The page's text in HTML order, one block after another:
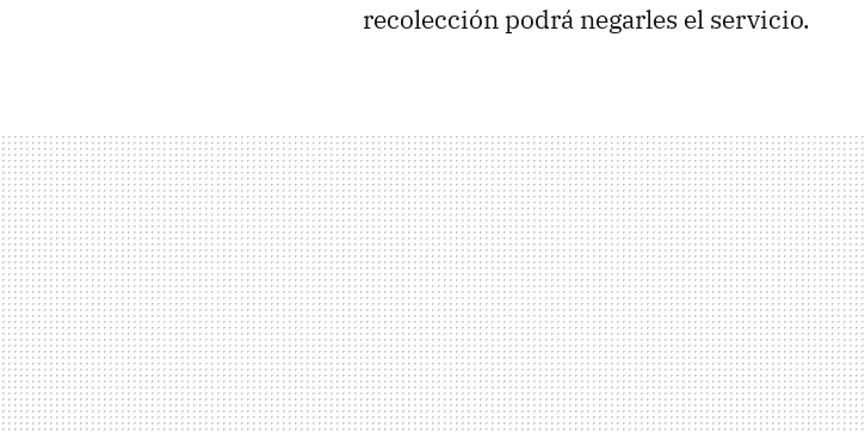
recolección podrá negarles el servicio.